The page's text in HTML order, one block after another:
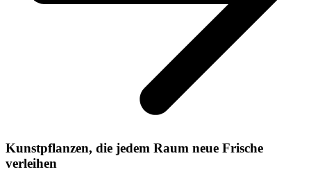
Kunstpflanzen, die jedem Raum neue Frische
verleihen